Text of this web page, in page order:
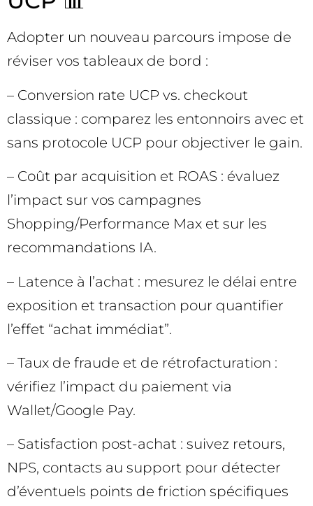
Adopter un nouveau parcours impose de
réviser vos tableaux de bord :
– Conversion rate UCP vs. checkout
classique : comparez les entonnoirs avec et
sans protocole UCP pour objectiver le gain.
– Coût par acquisition et ROAS : évaluez
l’impact sur vos campagnes
Shopping/Performance Max et sur les
recommandations IA.
– Latence à l’achat : mesurez le délai entre
exposition et transaction pour quantifier
l’effet “achat immédiat”.
– Taux de fraude et de rétrofacturation :
vérifiez l’impact du paiement via
Wallet/Google Pay.
– Satisfaction post-achat : suivez retours,
NPS, contacts au support pour détecter
d’éventuels points de friction spécifiques